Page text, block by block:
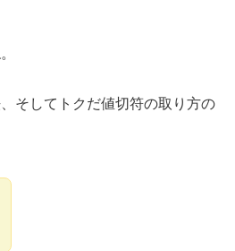
そしてトクだ値切符の取り方の